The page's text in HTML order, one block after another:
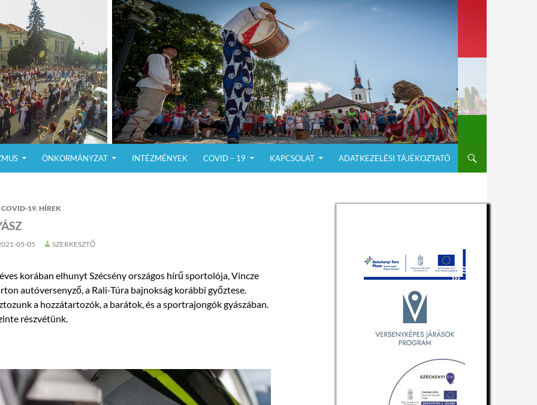
ÖNKORMÁNYZAT INTÉZMÉNYEK COVID – 19 KAPCSOLAT ADATKEZELÉSI TÁJÉKOZTATÓ
COVID-19,HÍREK
05-05 SZERKESZTŐ
korában elhunyt Szécsény országos hírű sportolója, Vincze
autóversenyző, a Rali-Túra bajnokság korábbi győztese.
a hozzátartozók, a barátok, és a sportrajongók gyászában.
részvétünk.